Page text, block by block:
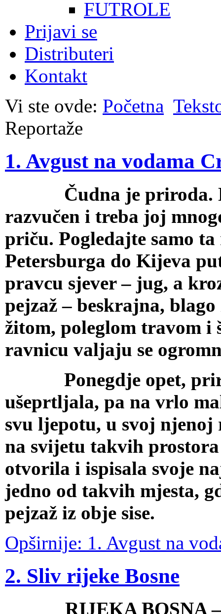
FUTROLE
Prijavi se
Distributeri
Kontakt
Vi ste ovde: Početna
Reportaže
1. Avgust na vodama
Čudna je priroda.
razvučen i treba joj
priču. Pogledajte samo
Petersburga do Kijeva
pravcu sjever – jug, a
pejzaž – beskrajna,
žitom, poleglom travom i
ravnicu valjaju se
Ponegdje opet,
ušeprtljala, pa na vrlo
svu ljepotu, u svoj
na svijetu takvih
otvorila i ispisala svoje
jedno od takvih mjesta,
pejzaž iz obje sise.
Opširnije: 1. Avgust na
2. Sliv rijeke Bosne
RIJEKA BOSNA